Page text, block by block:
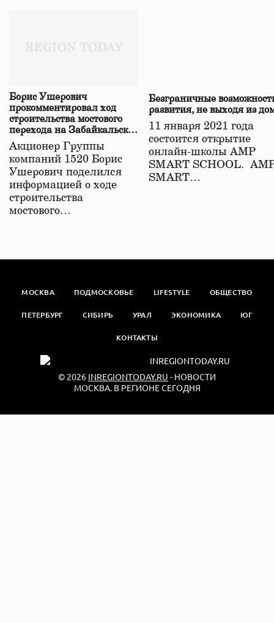
Борис Ушерович
прокомментировал ход
строительства мостового
перехода на Забайкальской
железной дороге
Акционер Группы
компаний 1520 Борис
Ушерович поделился
информацией о ходе
строительства
мостового…
Безграничные
развития, не выходя из
11 января 2021 года
состоится открытие
онлайн-школы АМР
SMART SCHOOL.
SMART…
МОСКВА ПОДМОСКОВЬЕ LIFESTYLE ОБЩЕСТВО
ПЕТЕРБУРГ СИБИРЬ УРАЛ ЭКОНОМИКА ЮГ
КОНТАКТЫ
© 2026 INREGIONTODAY.RU - НОВОСТИ
МОСКВА. В РЕГИОНЕ СЕГОДНЯ